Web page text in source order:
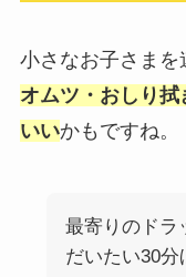
小さなお子さまを
オムツ・おしり
いいかもですね。
最寄りのドラ
だいたい30